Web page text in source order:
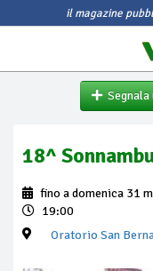
il magazine
Segnala
18^
fino a domenica 31
19:00
Oratorio San